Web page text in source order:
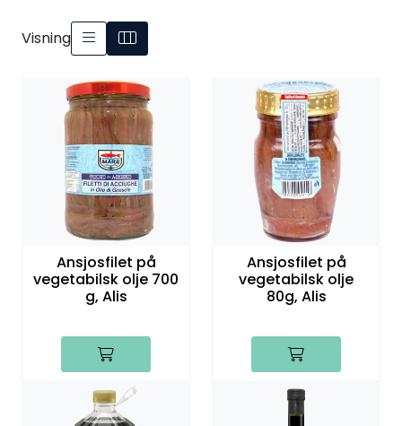
Visning
Ansjosfilet på
vegetabilsk olje 700
g, Alis
Ansjosfilet på
vegetabilsk olje
80g, Alis